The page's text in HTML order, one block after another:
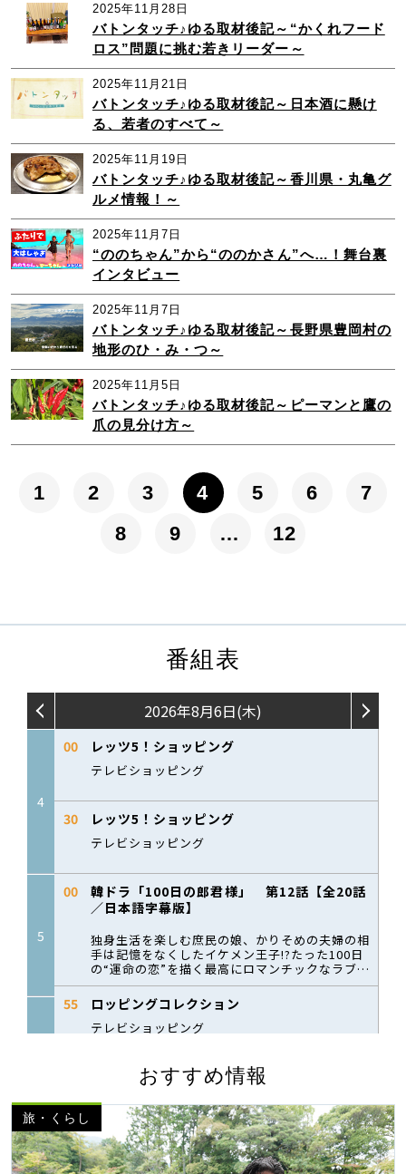
2025年11月28日
バトンタッチ♪ゆる取材後記～“かくれフード
ロス”問題に挑む若きリーダー～
2025年11月21日
バトンタッチ♪ゆる取材後記～日本酒に懸け
る、若者のすべて～
2025年11月19日
バトンタッチ♪ゆる取材後記～香川県・丸亀グ
ルメ情報！～
2025年11月7日
“ののちゃん”から“ののかさん”へ…！舞台裏
インタビュー
2025年11月7日
バトンタッチ♪ゆる取材後記～長野県豊岡村の
地形のひ・み・つ～
2025年11月5日
バトンタッチ♪ゆる取材後記～ピーマンと鷹の
爪の見分け方～
1 2 3 4 5 6
7
8
9 … 12
番組表
おすすめ情報
旅・くらし